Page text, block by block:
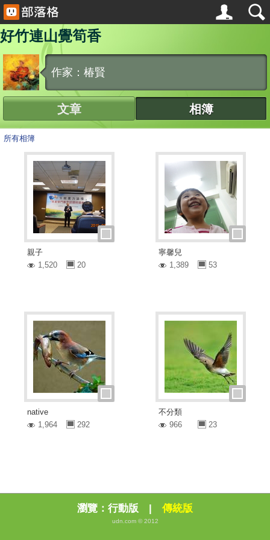
好竹連山覺筍香
作家：椿賢
文章 相簿
所有相簿
親子
1,520
20
寧馨兒
1,389
53
native
1,964
292
不分類
966
23
瀏覽： 行動版 | 傳統版
udn.com © 2012